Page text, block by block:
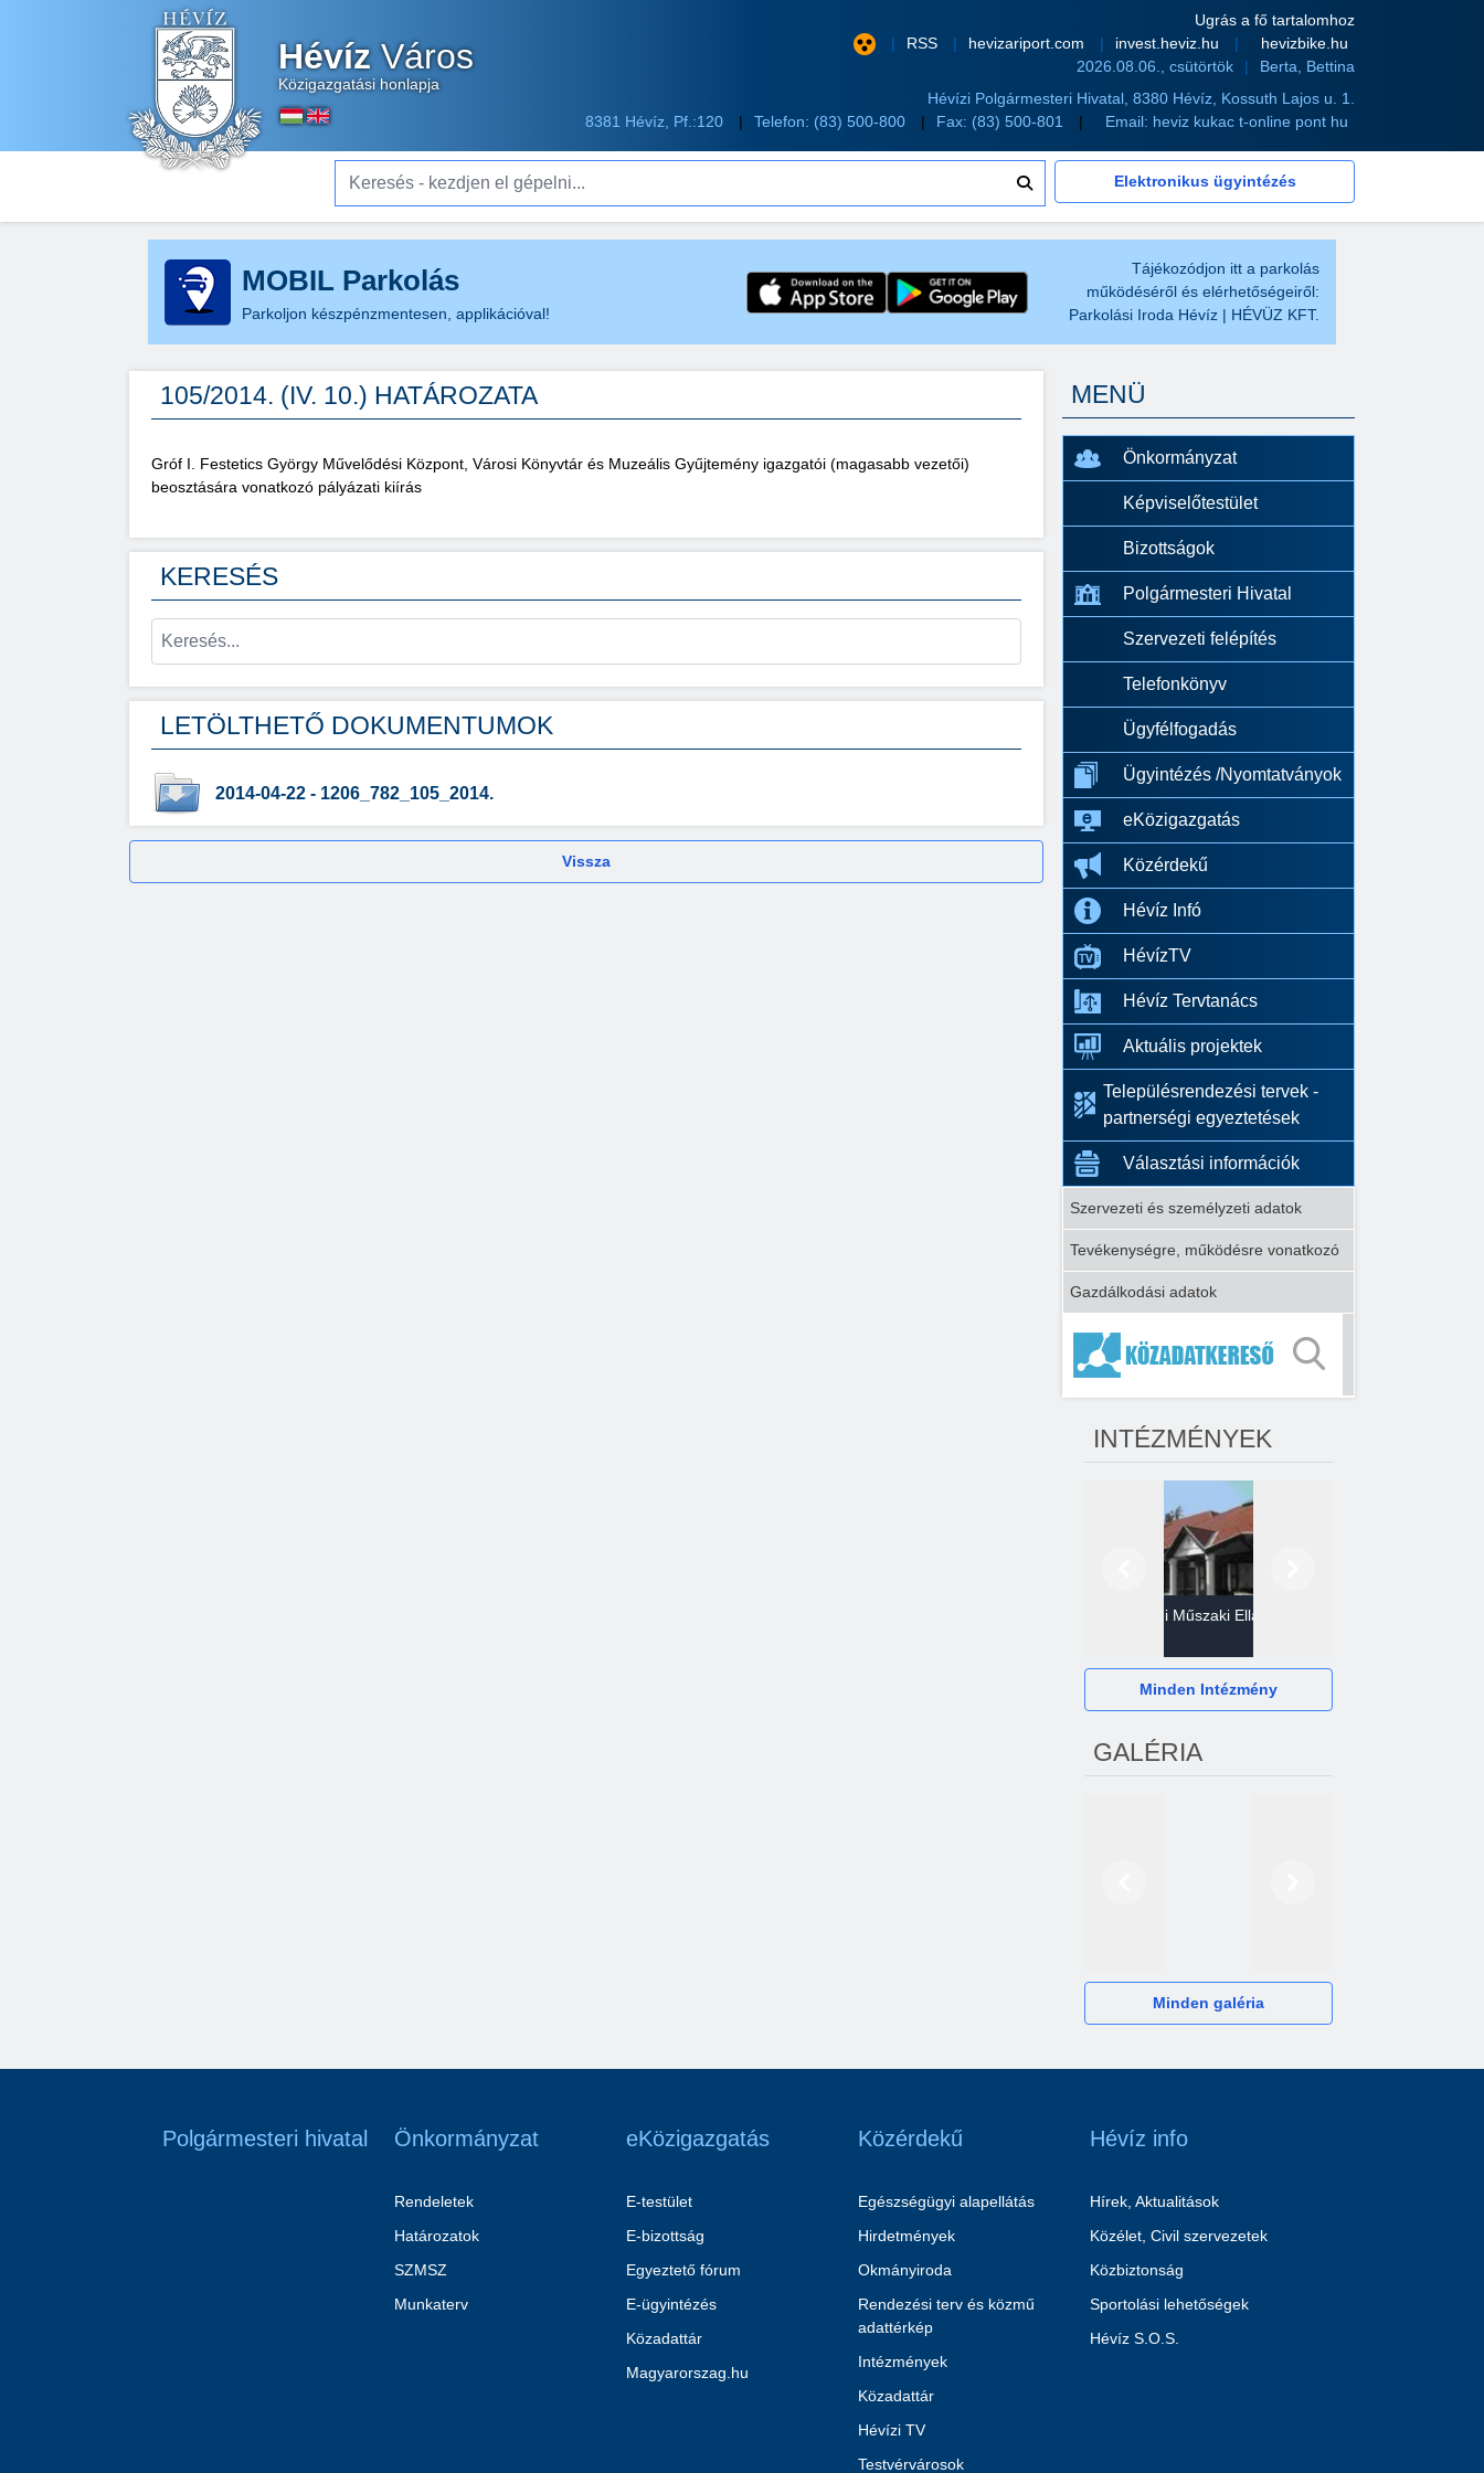
HévízVáros
Közigazgatási honlapja
Ugrás a fő tartalomhoz
RSS
hevizariport.com invest.heviz.hu
hevizbike.hu
2026.08.06., csütörtök
Berta, Bettina
Hévízi Polgármesteri Hivatal, 8380 Hévíz, Kossuth Lajos u. 1.
8381 Hévíz, Pf.:120
Telefon: (83) 500-800 Fax: (83) 500-801 Email: heviz kukac t-online pont hu
Keresés - kezdjen el gépelni...
Elektronikus ügyintézés
MOBIL Parkolás
Parkoljon készpénzmentesen, applikációval!
Tájékozódjon itt a parkolás
működéséről és elérhetőségeiről:
Parkolási Iroda Hévíz | HÉVÜZ KFT.
105/2014. (IV. 10.) HATÁROZATA
Gróf I. Festetics György Művelődési Központ, Városi Könyvtár és Muzeális Gyűjtemény igazgatói (magasabb vezetői)
beosztására vonatkozó pályázati kiírás
KERESÉS
LETÖLTHETŐ DOKUMENTUMOK
2014-04-22 - 1206_782_105_2014.
Vissza
MENÜ
Önkormányzat
Képviselőtestület
Bizottságok
Polgármesteri Hivatal
Szervezeti felépítés
Telefonkönyv
Ügyfélfogadás
Ügyintézés /Nyomtatványok
eKözigazgatás
Közérdekű
Hévíz Infó
HévízTV
Hévíz Tervtanács
Aktuális projektek
Településrendezési tervek -
partnerségi egyeztetések
Választási információk
Szervezeti és személyzeti adatok
Tevékenységre, működésre vonatkozó
Gazdálkodási adatok
INTÉZMÉNYEK
Gazdasági Műszaki Ellátó
Minden Intézmény
GALÉRIA
Minden galéria
Polgármesteri hivatal Önkormányzat
Rendeletek
Határozatok
SZMSZ
Munkaterv
eKözigazgatás
E-testület
E-bizottság
Egyeztető fórum
E-ügyintézés
Közadattár
Magyarorszag.hu
Közérdekű
Egészségügyi alapellátás
Hirdetmények
Okmányiroda
Rendezési terv és közmű
adattérkép
Intézmények
Közadattár
Hévízi TV
Testvérvárosok
Hévíz info
Hírek, Aktualitások
Közélet, Civil szervezetek
Közbiztonság
Sportolási lehetőségek
Hévíz S.O.S.